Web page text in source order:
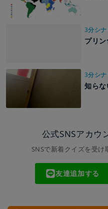
3分シ
プリン
3分シ
知ら
公式SNSアカウ
SNSで新着クイズを受け
友達追加する